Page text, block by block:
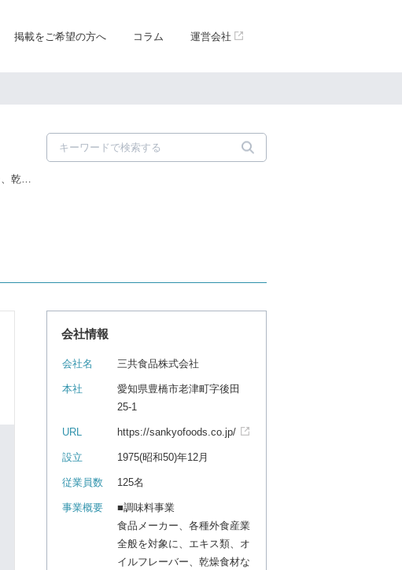
掲載をご希望の方へ コラム 運営会社
■調味料事業 食品メーカー、各種外食産業全般を対象に、エキス類、オイルフレーバー、乾燥食材などを納入。 あらゆる食のシーンはもとより、お客様のニーズにお応えして活躍の場をさらに拡げています。 ■外食事業 40年以上培ってきた独自技術を活用し、業務用製品の開発・製造を手掛け、 外食産業、弁当・惣菜などの中食産業、学校・事業所の給食などのニーズにお応えしています。
会社情報
会社名 三共食品株式会社
本社
愛知県豊橋市老津町字後田
25-1
URL https://sankyofoods.co.jp/
設立 1975(昭和50)年12月
従業員数 125名
事業概要
■調味料事業
食品メーカー、各種外食産業
全般を対象に、エキス類、オ
イルフレーバー、乾燥食材な